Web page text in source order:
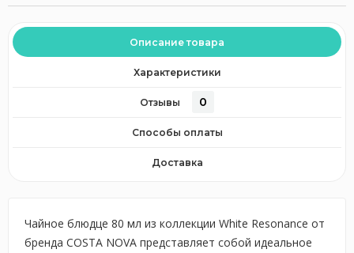
Описание товара
Характеристики
Отзывы 0
Способы оплаты
Доставка
Чайное блюдце 80 мл из коллекции White Resonance от
бренда COSTA NOVA представляет собой идеальное